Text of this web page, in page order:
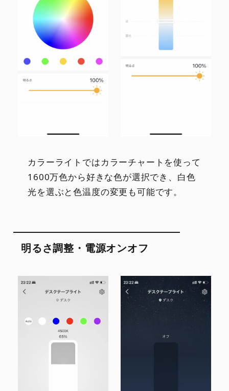
カラーライトではカラーチャートを使って
1600万色から好きな色が選択でき、白色
光を選ぶと色温度の変更も可能です。
明るさ調整・電源オンオフ